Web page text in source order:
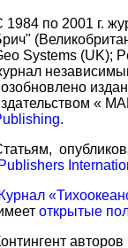
1984 по 2001 г.
Systems (UK);
«
открытые